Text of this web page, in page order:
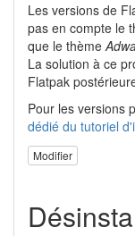
Les versions de
pas en compte le
que le thème
La solution à ce
Flatpak
Pour les versions
dédié du tutoriel
Modifier